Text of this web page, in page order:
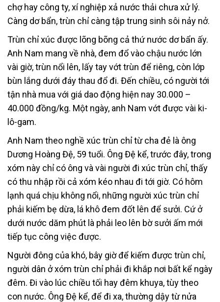
chợ hay công ty, xí nghiệp xả nước thải chưa xử lý.
Càng dơ bẩn, trùn chỉ càng tập trung sinh sôi nảy nở.
Trùn chỉ xúc được lõng bõng cả thứ nước dơ bẩn ấy.
Anh Nam mang về nhà, đem đổ vào chậu nước lớn
vài giờ, trùn nổi lên, lấy tay vớt trùn để riêng, còn lớp
bùn lắng dưới đáy thau đổ đi. Đến chiều, có người tới
tận nhà mua với giá dao động hiện nay 30.000 –
40.000 đồng/kg. Một ngày, anh Nam vớt được vài ki-
lô-gam.
Anh Nam theo nghề xúc trùn chỉ từ cha đẻ là ông
Dương Hoàng Đệ, 59 tuổi. Ông Đệ kể, trước đây, trong
xóm này chỉ có ông và vài người đi xúc trùn chỉ, thấy
có thu nhập rồi cả xóm kéo nhau đi tới giờ. Có hôm
lạnh quá chịu không nổi, những người xúc trùn chỉ
phải kiếm bẹ dừa, lá khô đem đốt lên để sưởi. Cứ ở
dưới nước dăm phút là phải leo lên bờ sưởi ấm mới
tiếp tục công việc được.
Người đông của khó, bây giờ để kiếm được trùn chỉ,
người dân ở xóm trùn chỉ phải đi khắp nơi bất kể ngày
đêm. Đi vào lúc chiều tối hay đêm khuya, tùy theo
con nước. Ông Đệ kể, để đi xa, thường dậy từ nửa